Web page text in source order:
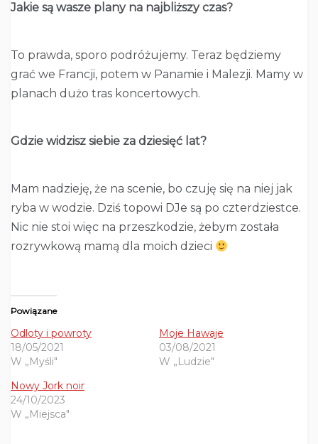
Jakie są wasze plany na najbliższy czas?
To prawda, sporo podróżujemy. Teraz będziemy
grać we Francji, potem w Panamie i Malezji. Mamy w
planach dużo tras koncertowych.
Gdzie widzisz siebie za dziesięć lat?
Mam nadzieję, że na scenie, bo czuję się na niej jak
ryba w wodzie. Dziś topowi DJe są po czterdziestce.
Nic nie stoi więc na przeszkodzie, żebym została
rozrywkową mamą dla moich dzieci
Powiązane
Odloty i powroty
18/05/2021
W „Myśli"
Moje Hawaje
03/08/2021
W „Ludzie"
Nowy Jork noir
24/10/2023
W „Miejsca"